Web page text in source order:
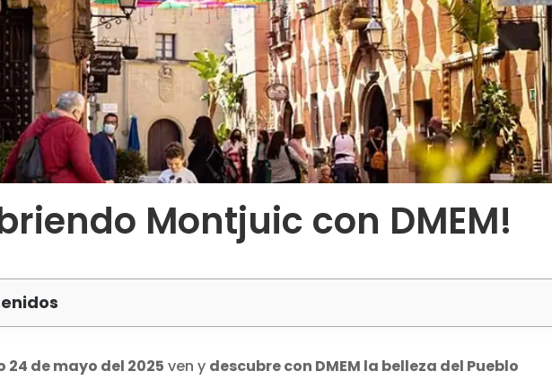
Montjuic con DMEM!
24 de mayo del 2025 ven y descubre con DMEM la belleza del Pueblo